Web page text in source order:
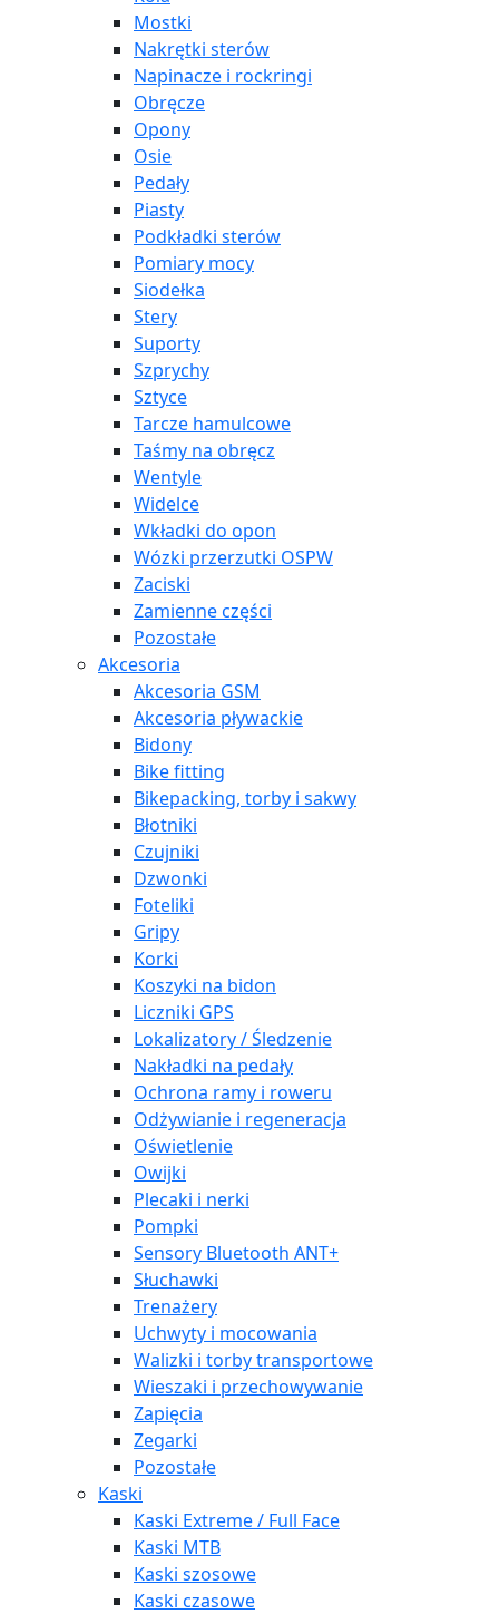
Mostki
Nakrętki sterów
Napinacze i rockringi
Obręcze
Opony
Osie
Pedały
Piasty
Podkładki sterów
Pomiary mocy
Siodełka
Stery
Suporty
Szprychy
Sztyce
Tarcze hamulcowe
Taśmy na obręcz
Wentyle
Widelce
Wkładki do opon
Wózki przerzutki OSPW
Zaciski
Zamienne części
Pozostałe
Akcesoria
Akcesoria GSM
Akcesoria pływackie
Bidony
Bike fitting
Bikepacking, torby i sakwy
Błotniki
Czujniki
Dzwonki
Foteliki
Gripy
Korki
Koszyki na bidon
Liczniki GPS
Lokalizatory / Śledzenie
Nakładki na pedały
Ochrona ramy i roweru
Odżywianie i regeneracja
Oświetlenie
Owijki
Plecaki i nerki
Pompki
Sensory Bluetooth ANT+
Słuchawki
Trenażery
Uchwyty i mocowania
Walizki i torby transportowe
Wieszaki i przechowywanie
Zapięcia
Zegarki
Pozostałe
Kaski
Kaski Extreme / Full Face
Kaski MTB
Kaski szosowe
Kaski czasowe